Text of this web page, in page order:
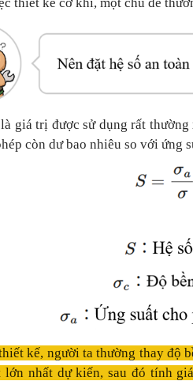
giá trị được sử dụng rất
còn dư bao nhiêu so với ứng
kế, người ta thường thay độ
lớn nhất dự kiến, sau đó tính